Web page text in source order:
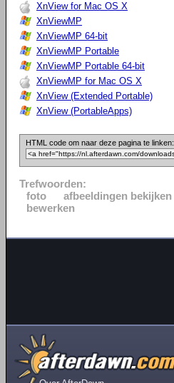
XnView for Mac OS X
XnViewMP
XnViewMP 64-bit
XnViewMP Portable
XnViewMP Portable 64-bit
XnViewMP for Mac OS X
XnView (Extended Portable)
XnView (PortableApps)
HTML code om naar deze pagina te linken:
Trefwoorden:
foto
afbeeldingen bekijken
bewerken